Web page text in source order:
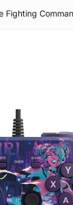
Fighting